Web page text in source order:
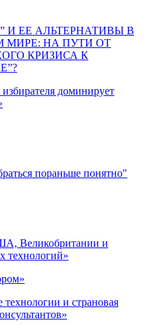
И ЕЕ АЛЬТЕРНАТИВЫ В
НА ПУТИ ОТ
КРИЗИСА К
доминирует
пораньше понятно"
Великобритании и
технологий»
и страновая